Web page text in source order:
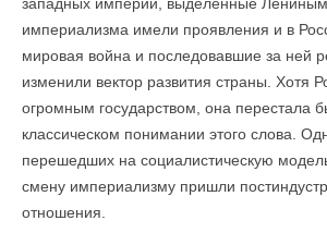
западных империй, выделенные Лениным
империализма имели проявления и в
мировая война и последовавшие за ней
изменили вектор развития страны. Хотя
огромным государством, она перестала
классическом понимании этого слова.
перешедших на социалистическую
смену империализму пришли
отношения.